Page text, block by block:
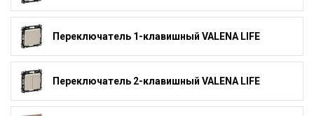
Переключатель 1-клавишный VALENA LIFE
Переключатель 2-клавишный VALENA LIFE